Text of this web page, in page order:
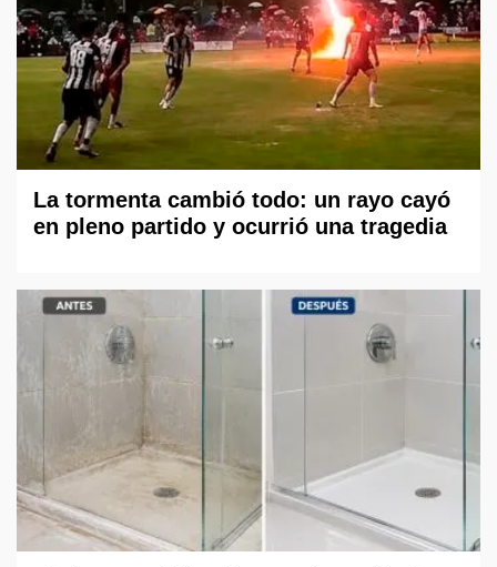
La tormenta cambió todo: un rayo cayó
en pleno partido y ocurrió una tragedia